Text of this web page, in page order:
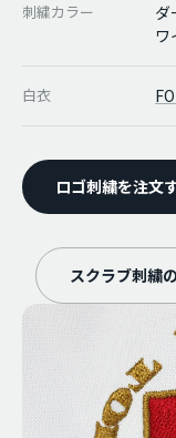
刺繍カラー
ダ
ワ
白衣
ロゴ刺繍を注文
スクラブ刺繍